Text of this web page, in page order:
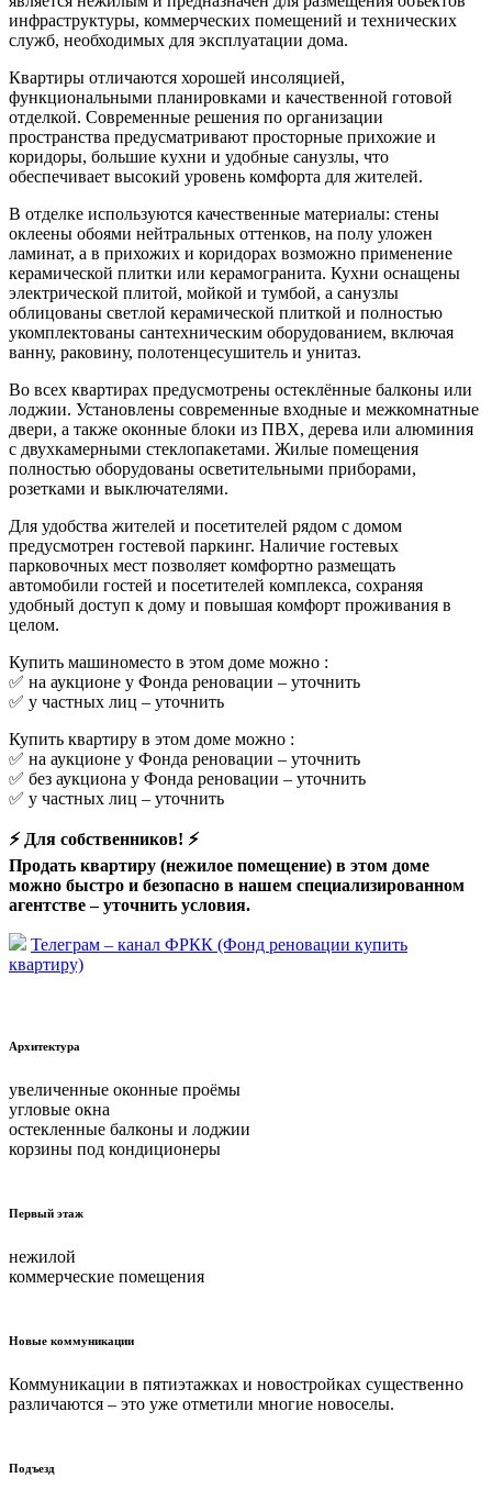
инфраструктуры, коммерческих помещений и технических
служб, необходимых для эксплуатации дома.
Квартиры отличаются хорошей инсоляцией,
функциональными планировками и качественной готовой
отделкой. Современные решения по организации
пространства предусматривают просторные прихожие и
коридоры, большие кухни и удобные санузлы, что
обеспечивает высокий уровень комфорта для жителей.
В отделке используются качественные материалы: стены
оклеены обоями нейтральных оттенков, на полу уложен
ламинат, а в прихожих и коридорах возможно применение
керамической плитки или керамогранита. Кухни оснащены
электрической плитой, мойкой и тумбой, а санузлы
облицованы светлой керамической плиткой и полностью
укомплектованы сантехническим оборудованием, включая
ванну, раковину, полотенцесушитель и унитаз.
Во всех квартирах предусмотрены остеклённые балконы или
лоджии. Установлены современные входные и межкомнатные
двери, а также оконные блоки из ПВХ, дерева или алюминия
с двухкамерными стеклопакетами. Жилые помещения
полностью оборудованы осветительными приборами,
розетками и выключателями.
Для удобства жителей и посетителей рядом с домом
предусмотрен гостевой паркинг. Наличие гостевых
парковочных мест позволяет комфортно размещать
автомобили гостей и посетителей комплекса, сохраняя
удобный доступ к дому и повышая комфорт проживания в
целом.
Купить машиноместо в этом доме можно :
✅ на аукционе у Фонда реновации – уточнить
✅ у частных лиц – уточнить
Купить квартиру в этом доме можно :
✅ на аукционе у Фонда реновации – уточнить
✅ без аукциона у Фонда реновации – уточнить
✅ у частных лиц – уточнить
⚡ Для собственников! ⚡
Продать квартиру (нежилое помещение) в этом доме
можно быстро и безопасно в нашем специализированном
агентстве –уточнить условия.
Телеграм – канал ФРКК (Фонд реновации купить
квартиру)
Архитектура
увеличенные оконные проёмы
угловые окна
остекленные балконы и лоджии
корзины под кондиционеры
Первый этаж
нежилой
коммерческие помещения
Новые коммуникации
Коммуникации в пятиэтажках и новостройках существенно
различаются – это уже отметили многие новоселы.
Подъезд